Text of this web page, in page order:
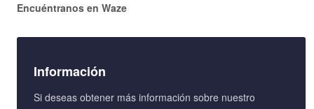
Encuéntranos en Waze
Información
Si deseas obtener más información sobre nuestro